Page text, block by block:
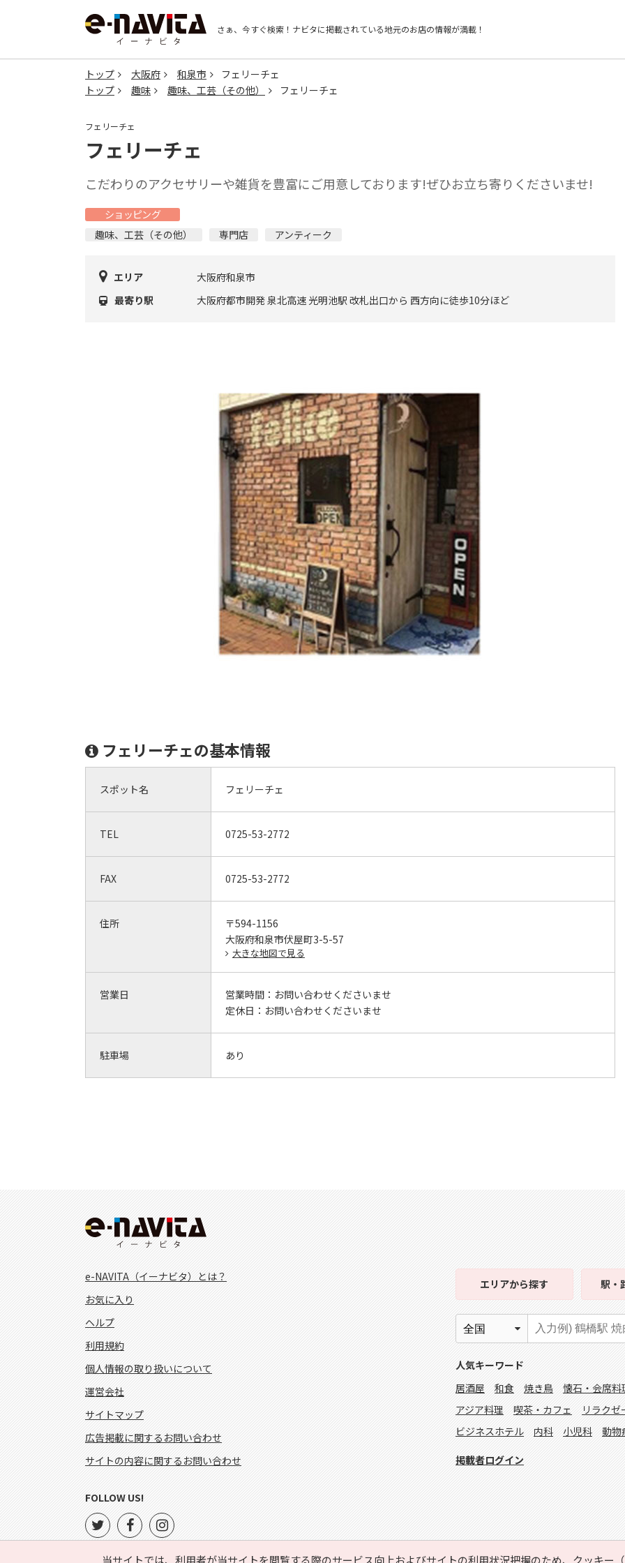
さぁ、今すぐ検索！ ナビタに掲載されている地元のお店の情報が満載！
トップ 大阪府 和泉市
フェリーチェ
トップ
趣味 趣味、工芸（その他） フェリーチェ
フェリーチェ
フェリーチェ
こだわりのアクセサリーや雑貨を豊富にご用意しております!ぜひお立ち寄りくださいませ!
ショッピング
趣味、工芸（その他）
専門店 アンティーク
エリア
大阪府和泉市
最寄り駅
大阪府都市開発 泉北高速 光明池駅 改札出口から 西方向に徒歩10分ほど
フェリーチェの基本情報
スポット名 フェリーチェ
TEL 0725-53-2772
FAX 0725-53-2772
住所
〒594-1156
大阪府和泉市伏屋町3-5-57
大きな地図で見る
営業日 営業時間： お問い合わせくださいませ
定休日： お問い合わせくださいませ
駐車場 あり
当サイトでは、利用者が当サイトを閲覧する際のサービス向上およびサイトの利用状況把握のため、クッキー
e-NAVITA（イーナビタ）とは？
お気に入り
ヘルプ
利用規約
個人情報の取り扱いについて
運営会社
サイトマップ
広告掲載に関するお問い合わせ
サイトの内容に関するお問い合わせ
エリアから探す 駅・
人気キーワード
居酒屋
和食 焼き鳥 懐石・会席料
アジア料理
喫茶・カフェ リラクゼ
ビジネスホテル
内科 小児科 動物
掲載者ログイン
FOLLOW US!